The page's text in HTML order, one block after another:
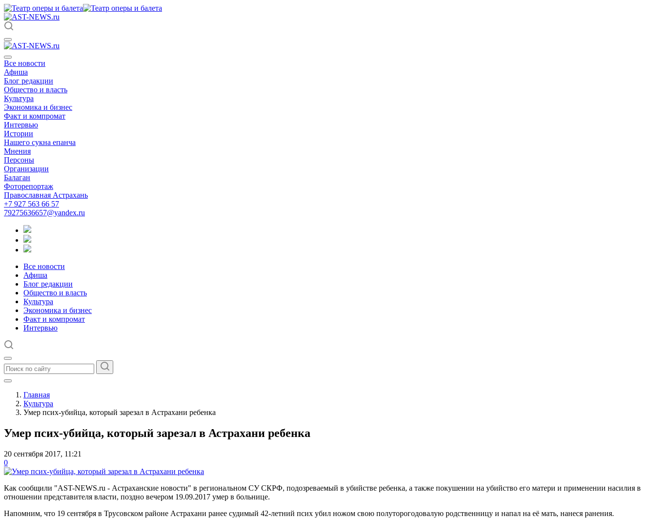
Все новости
Афиша
Блог редакции
Общество и власть
Культура
Экономика и бизнес
Факт и компромат
Интервью
Истории
Нашего сукна епанча
Мнения
Персоны
Организации
Балаган
Фоторепортаж
Православная Астрахань
+7 927 563 66 57
79275636657@yandex.ru
Все новости
Афиша
Блог редакции
Общество и власть
Культура
Экономика и бизнес
Факт и компромат
Интервью
Главная
Культура
Умер псих-убийца, который зарезал в Астрахани ребенка
Умер псих-убийца, который зарезал в Астрахани ребенка
20 сентября 2017, 11:21
0
Как сообщили "AST-NEWS.ru - Астраханские новости" в региональном СУ СКРФ, подозреваемый в убийстве ребенка, а также покушении на убийство его матери и применении насилия в
отношении представителя власти, поздно вечером 19.09.2017 умер в больнице.
Напомним, что 19 сентября в Трусовском районе Астрахани ранее судимый 42-летний псих убил ножом свою полуторогодовалую родственницу и напал на её мать, нанеся ранения.